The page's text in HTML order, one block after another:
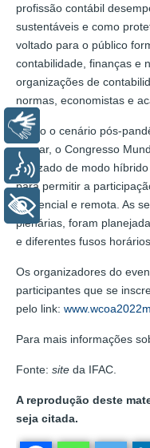
profissão contábil
sustentáveis e como
voltado para o público
contabilidade, finanças e
organizações de
normas, economistas e
Como o cenário pós-
operar, o Congresso
realizado de modo
para permitir a
presencial e remota. As
plenárias, foram
e diferentes fusos horários.
Os organizadores do
participantes que se
pelo link:
Para mais informações
Fonte: site da IFAC.
A reprodução deste
seja citada.
Libras
Voz
+ Acessibilidade